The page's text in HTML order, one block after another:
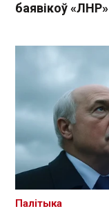
баявікоў «ЛНР»
Палітыка